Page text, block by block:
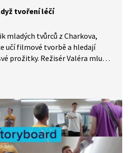
tvoření léčí
mladých tvůrců z Charkova,
učí filmové tvorbě a hledají
prožitky. Režisér Valéra mluví
s Nasťou, která vypráví
které srovnala se zemí
cvičeních využívají humor,
terapie. Zlata během jedné
vzpomínkám a odhaluje nám,
válkou. Přesto ve společné